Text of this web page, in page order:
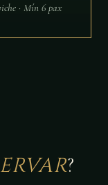
· Mín 6 pax
?